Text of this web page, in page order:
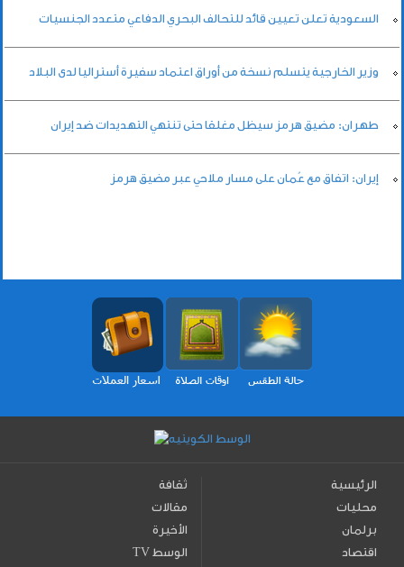
السعودية تعلن تعيين قائد للتحالف البحري الدفاعي متعدد الجنسيات
وزير الخارجية يتسلم نسخة من أوراق اعتماد سفيرة أستراليا لدى البلاد
طهران: مضيق هرمز سيظل مغلقا حتى تنتهي التهديدات ضد إيران
إيران: اتفاق مع عُمان على مسار ملاحي عبر مضيق هرمز
الرئيسية
محليات
برلمان
اقتصاد
ثقافة
مقالات
الأخيرة
TV الوسط